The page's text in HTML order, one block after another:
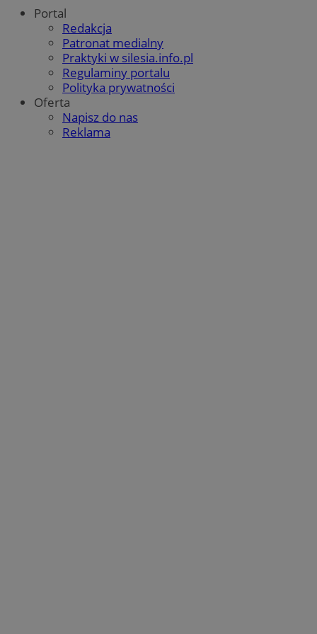
Portal
Redakcja
Patronat medialny
Praktyki w silesia.info.pl
Regulaminy portalu
Polityka prywatności
Oferta
Napisz do nas
Reklama